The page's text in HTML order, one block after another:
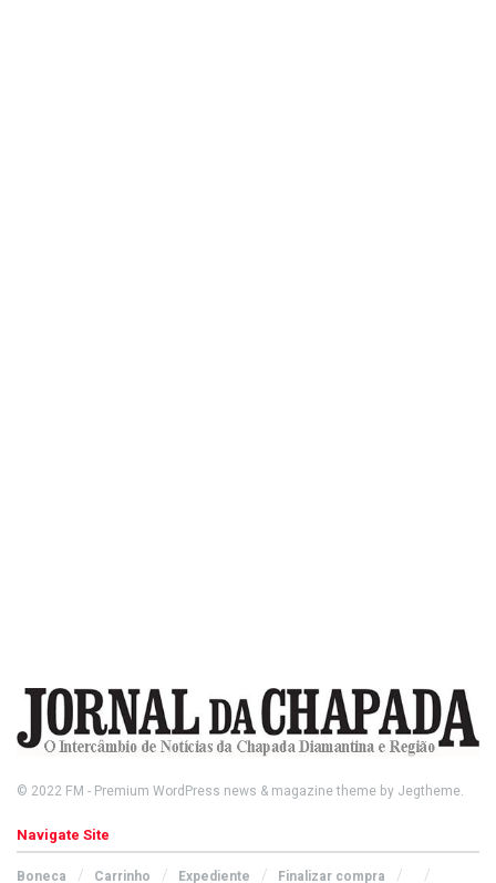
© 2022 FM - Premium WordPress news & magazine theme by Jegtheme.
Navigate Site
Boneca Carrinho Expediente Finalizar compra